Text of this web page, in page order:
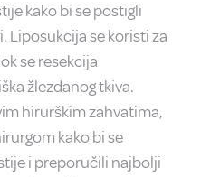
kako bi se postigli
se koristi za
se resekcija
žlezdanog tkiva.
hirurškim zahvatima,
kako bi se
i preporučili najbolji